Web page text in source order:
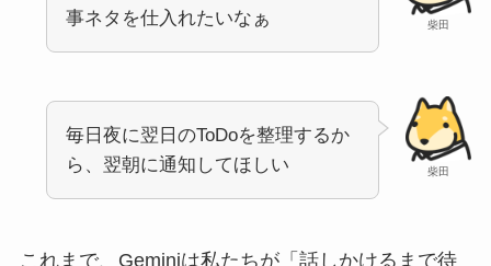
柴田
事ネタを仕入れたいなぁ
柴田
毎日夜に翌日のToDoを整理するか
ら、翌朝に通知してほしい
これまで、Geminiは私たちが「話しかけるまで待